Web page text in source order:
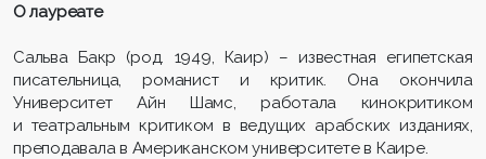
О лауреате
Сальва Бакр (род. 1949, Каир) – известная египетская
писательница, романист и критик. Она окончила
Университет Айн Шамс, работала кинокритиком
и театральным критиком в ведущих арабских изданиях,
преподавала в Американском университете в Каире.